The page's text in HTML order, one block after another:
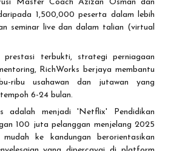
Master Coach Azizan Osman dan
1,500,000 peserta dalam lebih
seminar live dan dalam talian (virtual
prestasi terbukti, strategi perniagaan
RichWorks berjaya membantu
ribu usahawan dan jutawan yang
6-24 bulan.
adalah menjadi 'Netflix' Pendidikan
100 juta pelanggan menjelang 2025
ke kandungan berorientasikan